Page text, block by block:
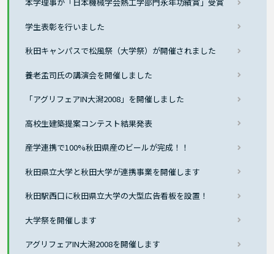
学生表彰を行いました
秋田キャンパスで松風祭（大学祭）が開催されました
養老孟司氏の講演会を開催しました
「アグリフェアIN大潟2008」を開催しました
高校生建築提案コンテスト結果発表
産学連携で100%秋田県産のビールが完成！！
秋田県立大学と秋田大学が連携事業を開催します
秋田駅西口に秋田県立大学の大型広告看板を設置！
大学祭を開催します
アグリフェアIN大潟2008を開催します